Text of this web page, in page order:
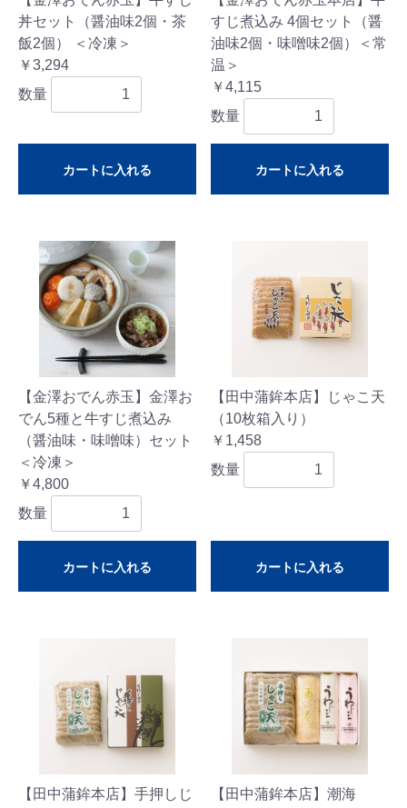
丼セット（醤油味2個・茶
飯2個） ＜冷凍＞
￥3,294
数量
カートに入れる
すじ煮込み 4個セット（醤
油味2個・味噌味2個）＜常
温＞
￥4,115
数量
カートに入れる
【金澤おでん赤玉】金澤お
でん5種と牛すじ煮込み
（醤油味・味噌味）セット
＜冷凍＞
￥4,800
数量
カートに入れる
【田中蒲鉾本店】じゃこ天
（10枚箱入り）
￥1,458
数量
カートに入れる
【田中蒲鉾本店】手押しじ
【田中蒲鉾本店】潮海